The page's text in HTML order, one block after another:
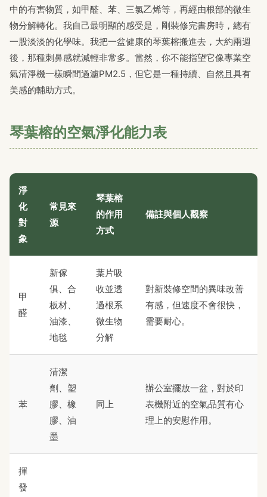
中的有害物質，如甲醛、苯、三氯乙烯等，再經由根部的微生
物分解轉化。我自己最明顯的感受是，剛裝修完書房時，總有
一股淡淡的化學味。我把一盆健康的琴葉榕搬進去，大約兩週
後，那種刺鼻感就減輕非常多。當然，你不能指望它像專業空
氣清淨機一樣瞬間過濾PM2.5，但它是一種持續、自然且具有
美感的輔助方式。
琴葉榕的空氣淨化能力表
淨
化
對
象
常見來
源
琴葉榕
的作用
方式
備註與個人觀察
甲
醛
新傢
俱、合
板材、
油漆、
地毯
葉片吸
收並透
過根系
微生物
分解
對新裝修空間的異味改善
有感，但速度不會很快，
需要耐心。
苯
清潔
劑、塑
膠、橡
膠、油
墨
同上
辦公室擺放一盆，對於印
表機附近的空氣品質有心
理上的安慰作用。
揮
發